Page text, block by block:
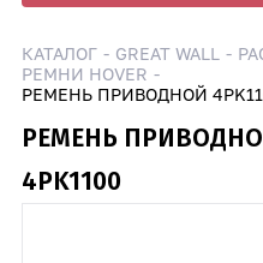
КАТАЛОГ GREAT WALL
РЕМНИ HOVER
РЕМЕНЬ ПРИВОДНОЙ
РЕМЕНЬ ПРИВОДНОЙ
4PK1100